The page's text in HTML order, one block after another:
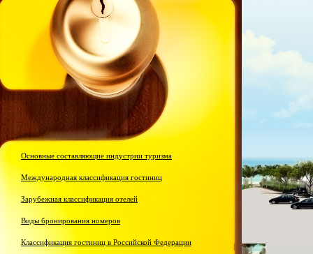
Основные составляющие индустрии туризма
Международная классификация гостиниц
Зарубежная классификация отелей
Виды бронирования номеров
Классификация гостиниц в Российской Федерации